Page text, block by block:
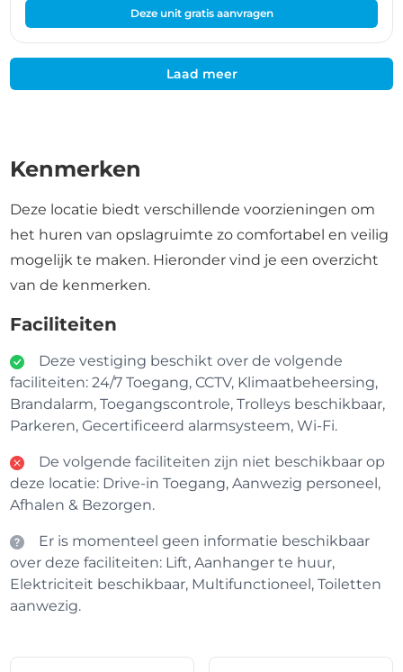
Deze unit gratis aanvragen
Laad meer
Kenmerken
Deze locatie biedt verschillende voorzieningen om
het huren van opslagruimte zo comfortabel en veilig
mogelijk te maken. Hieronder vind je een overzicht
van de kenmerken.
Faciliteiten
Deze vestiging beschikt over de volgende
faciliteiten: 24/7 Toegang, CCTV, Klimaatbeheersing,
Brandalarm, Toegangscontrole, Trolleys beschikbaar,
Parkeren, Gecertificeerd alarmsysteem, Wi-Fi.
De volgende faciliteiten zijn niet beschikbaar op
deze locatie: Drive-in Toegang, Aanwezig personeel,
Afhalen & Bezorgen.
Er is momenteel geen informatie beschikbaar
over deze faciliteiten: Lift, Aanhanger te huur,
Elektriciteit beschikbaar, Multifunctioneel, Toiletten
aanwezig.